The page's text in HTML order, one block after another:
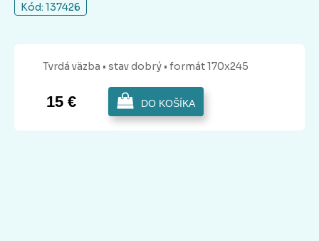
Kód: 137426
Tvrdá väzba • stav dobrý • formát 170x245
15 € DO KOŠÍKA